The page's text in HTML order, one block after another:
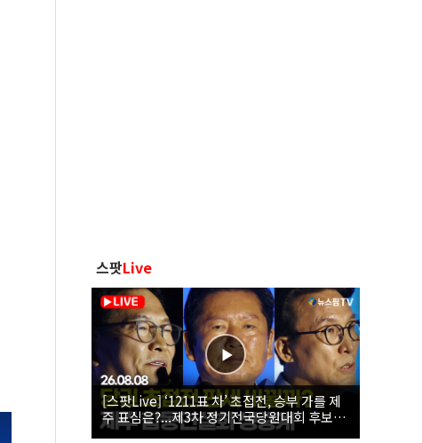
스팟Live
[스팟Live] ‘1211표 차’ 초접전, 승부 가를 제
주 표심은?...제3차 정기전국당원대회 후보자
제주 합동연설회 생중계 | 26.08.08